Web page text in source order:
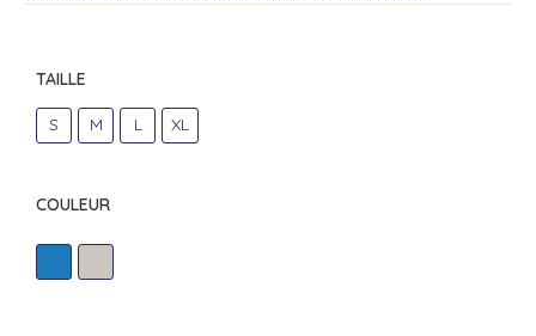
TAILLE
S M L XL
COULEUR
BLEUECRU